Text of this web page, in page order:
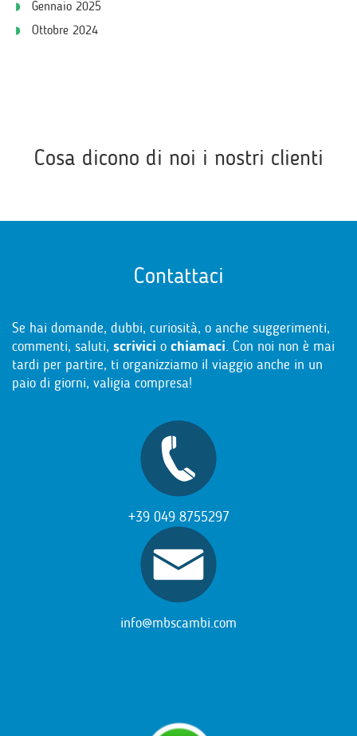
Gennaio 2025
Ottobre 2024
Cosa dicono di noi i nostri clienti
Contattaci
Se hai domande, dubbi, curiosità, o anche suggerimenti,
commenti, saluti, scrivici o chiamaci. Con noi non è mai
tardi per partire, ti organizziamo il viaggio anche in un
paio di giorni, valigia compresa!
+39 049 8755297
info@mbscambi.com